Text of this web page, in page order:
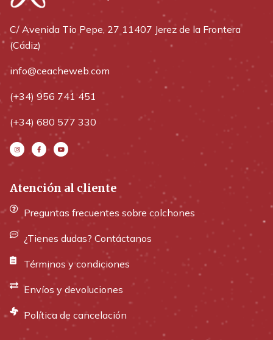
C/ Avenida Tio Pepe, 27 11407 Jerez de la Frontera
(Cádiz)
info@ceacheweb.com
(+34) 956 741 451
(+34) 680 577 330
Atención al cliente
Preguntas frecuentes sobre colchones
¿Tienes dudas? Contáctanos
Términos y condiciones
Envíos y devoluciones
Política de cancelación